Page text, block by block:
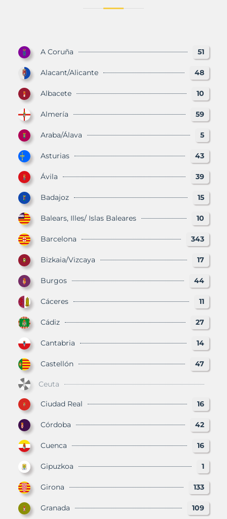
A Coruña 51
Alacant/Alicante 48
Albacete 10
Almería 59
Araba/Álava 5
Asturias 43
Ávila 39
Badajoz 15
Balears, Illes/ Islas Baleares 10
Barcelona 343
Bizkaia/Vizcaya 17
Burgos 44
Cáceres 11
Cádiz 27
Cantabria 14
Castellón 47
Ceuta
Ciudad Real 16
Córdoba 42
Cuenca 16
Gipuzkoa 1
Girona 133
Granada 109